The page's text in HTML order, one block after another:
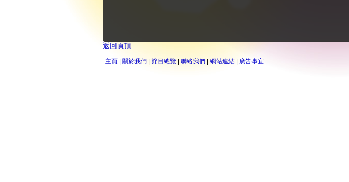
返回頁頂
主頁| 關於我們| 節目總覽| 聯絡我們| 網站連結| 廣告事宜